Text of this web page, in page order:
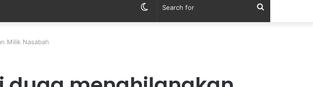
Search
Switch
Milik Nasabah